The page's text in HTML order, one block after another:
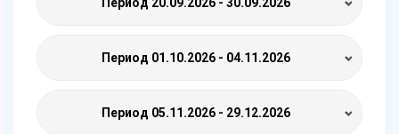
Период 01.10.2026 - 04.11.2026
Период 05.11.2026 - 29.12.2026